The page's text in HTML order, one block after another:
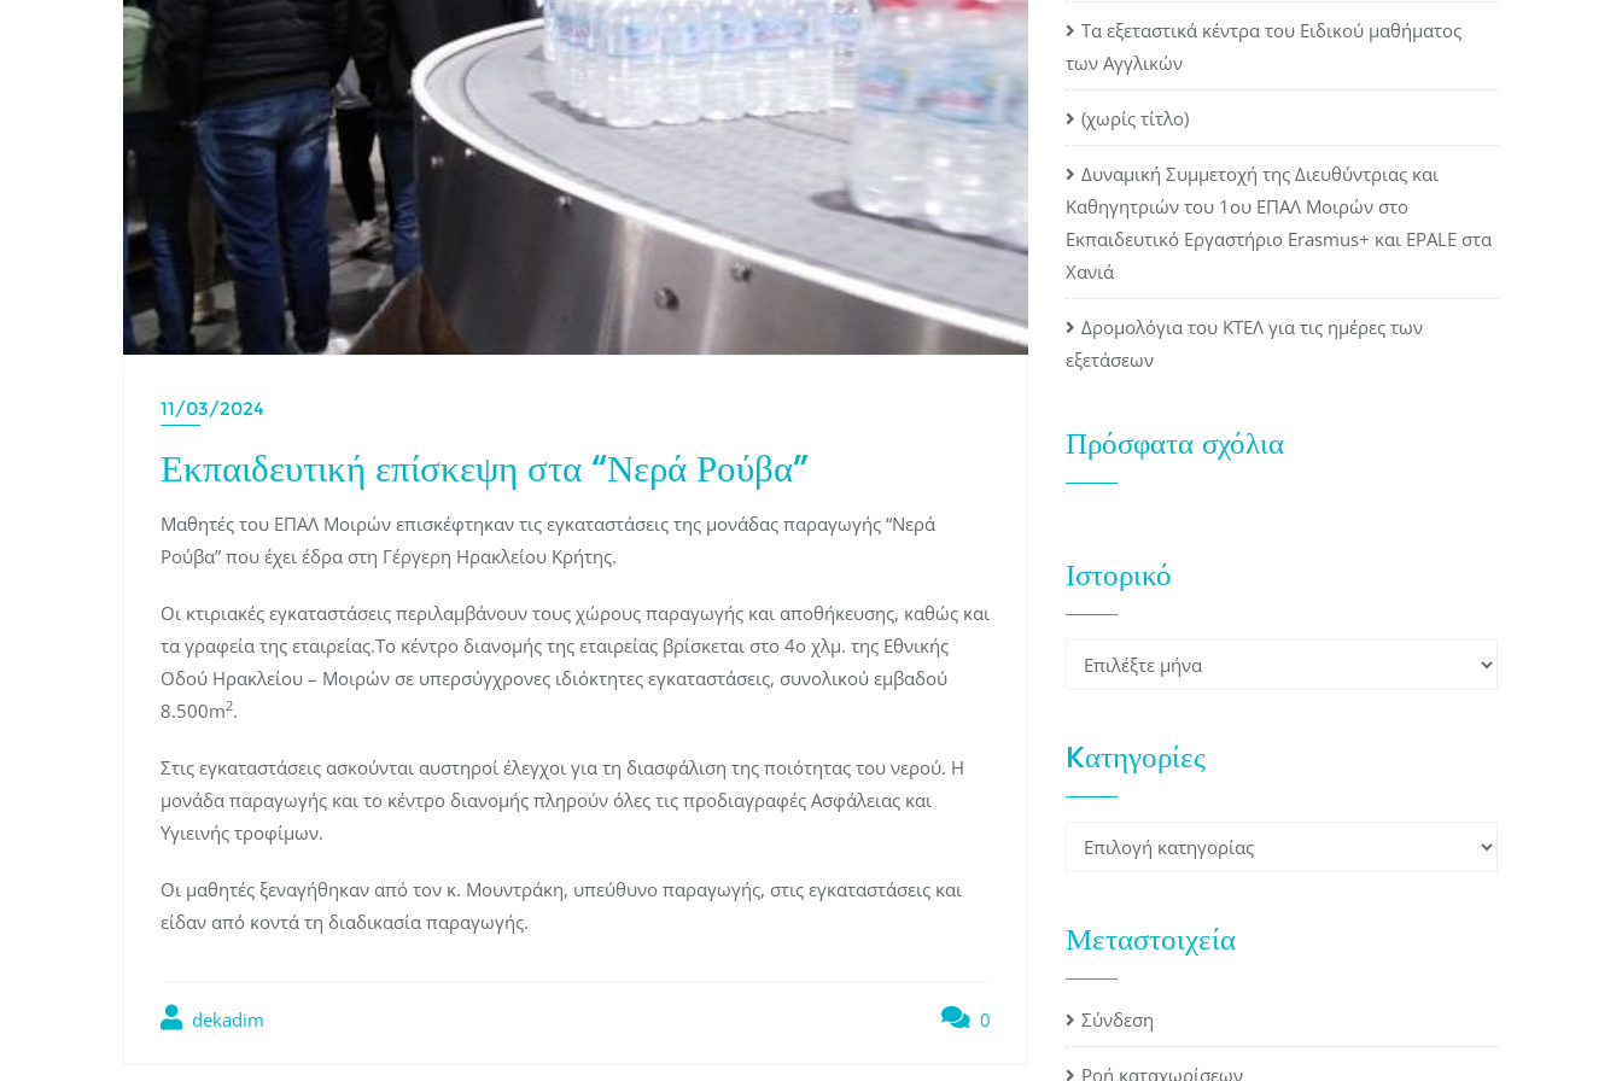
11/03/2024
Εκπαιδευτική επίσκεψη στα “Νερά Ρούβα”
Μαθητές του ΕΠΑΛ Μοιρών επισκέφτηκαν τις εγκαταστάσεις της μονάδας παραγωγής “Νερά
Ρούβα” που έχει έδρα στη Γέργερη Ηρακλείου Κρήτης.
Οι κτιριακές εγκαταστάσεις περιλαμβάνουν τους χώρους παραγωγής και αποθήκευσης, καθώς και
τα γραφεία της εταιρείας.Το κέντρο διανομής της εταιρείας βρίσκεται στο 4ο χλμ. της Εθνικής
Οδού Ηρακλείου – Μοιρών σε υπερσύγχρονες ιδιόκτητες εγκαταστάσεις, συνολικού εμβαδού
8.500m2.
Στις εγκαταστάσεις ασκούνται αυστηροί έλεγχοι για τη διασφάλιση της ποιότητας του νερού. Η
μονάδα παραγωγής και το κέντρο διανομής πληρούν όλες τις προδιαγραφές Ασφάλειας και
Υγιεινής τροφίμων.
Οι μαθητές ξεναγήθηκαν από τον κ. Μουντράκη, υπεύθυνο παραγωγής, στις εγκαταστάσεις και
είδαν από κοντά τη διαδικασία παραγωγής.
dekadim 0
Τα εξεταστικά κέντρα του Ειδικού μαθήματος
των Αγγλικών
(χωρίς τίτλο)
Δυναμική Συμμετοχή της Διευθύντριας και
Καθηγητριών του 1ου ΕΠΑΛ Μοιρών στο
Εκπαιδευτικό Εργαστήριο Erasmus+ και EPALE στα
Χανιά
Δρομολόγια του ΚΤΕΛ για τις ημέρες των
εξετάσεων
Πρόσφατα σχόλια
Ιστορικό
Ιστορικό
Kατηγορίες
Kατηγορίες
Μεταστοιχεία
Σύνδεση
Ροή καταχωρίσεων